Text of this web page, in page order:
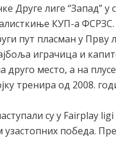
лиге “Запад” у
КУП-а
пут пласман у Прву
играчица и
друго место, а на
тренира од 2008.
су у Fairplay
узастопних победа.